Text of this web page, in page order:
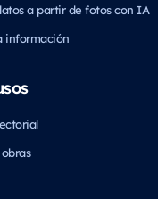
a partir de fotos con IA
información